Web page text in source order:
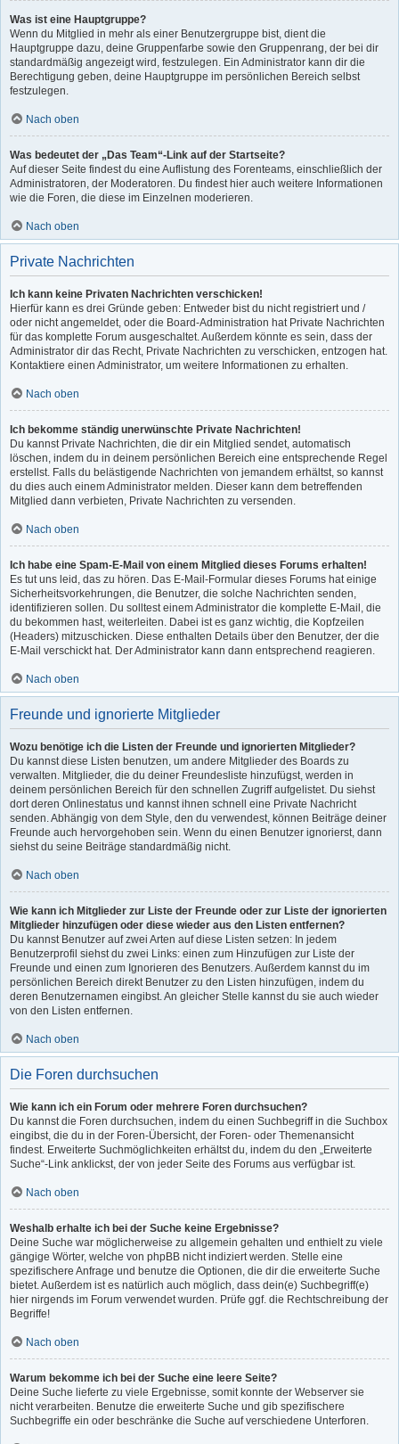
Was ist eine Hauptgruppe?
Wenn du Mitglied in mehr als einer Benutzergruppe bist, dient die
Hauptgruppe dazu, deine Gruppenfarbe sowie den Gruppenrang, der bei dir
standardmäßig angezeigt wird, festzulegen. Ein Administrator kann dir die
Berechtigung geben, deine Hauptgruppe im persönlichen Bereich selbst
festzulegen.
Nach oben
Was bedeutet der „Das Team“-Link auf der Startseite?
Auf dieser Seite findest du eine Auflistung des Forenteams, einschließlich der
Administratoren, der Moderatoren. Du findest hier auch weitere Informationen
wie die Foren, die diese im Einzelnen moderieren.
Nach oben
Private Nachrichten
Ich kann keine Privaten Nachrichten verschicken!
Hierfür kann es drei Gründe geben: Entweder bist du nicht registriert und /
oder nicht angemeldet, oder die Board-Administration hat Private Nachrichten
für das komplette Forum ausgeschaltet. Außerdem könnte es sein, dass der
Administrator dir das Recht, Private Nachrichten zu verschicken, entzogen hat.
Kontaktiere einen Administrator, um weitere Informationen zu erhalten.
Nach oben
Ich bekomme ständig unerwünschte Private Nachrichten!
Du kannst Private Nachrichten, die dir ein Mitglied sendet, automatisch
löschen, indem du in deinem persönlichen Bereich eine entsprechende Regel
erstellst. Falls du belästigende Nachrichten von jemandem erhältst, so kannst
du dies auch einem Administrator melden. Dieser kann dem betreffenden
Mitglied dann verbieten, Private Nachrichten zu versenden.
Nach oben
Ich habe eine Spam-E-Mail von einem Mitglied dieses Forums erhalten!
Es tut uns leid, das zu hören. Das E-Mail-Formular dieses Forums hat einige
Sicherheitsvorkehrungen, die Benutzer, die solche Nachrichten senden,
identifizieren sollen. Du solltest einem Administrator die komplette E-Mail, die
du bekommen hast, weiterleiten. Dabei ist es ganz wichtig, die Kopfzeilen
(Headers) mitzuschicken. Diese enthalten Details über den Benutzer, der die
E-Mail verschickt hat. Der Administrator kann dann entsprechend reagieren.
Nach oben
Freunde und ignorierte Mitglieder
Wozu benötige ich die Listen der Freunde und ignorierten Mitglieder?
Du kannst diese Listen benutzen, um andere Mitglieder des Boards zu
verwalten. Mitglieder, die du deiner Freundesliste hinzufügst, werden in
deinem persönlichen Bereich für den schnellen Zugriff aufgelistet. Du siehst
dort deren Onlinestatus und kannst ihnen schnell eine Private Nachricht
senden. Abhängig von dem Style, den du verwendest, können Beiträge deiner
Freunde auch hervorgehoben sein. Wenn du einen Benutzer ignorierst, dann
siehst du seine Beiträge standardmäßig nicht.
Nach oben
Wie kann ich Mitglieder zur Liste der Freunde oder zur Liste der ignorierten
Mitglieder hinzufügen oder diese wieder aus den Listen entfernen?
Du kannst Benutzer auf zwei Arten auf diese Listen setzen: In jedem
Benutzerprofil siehst du zwei Links: einen zum Hinzufügen zur Liste der
Freunde und einen zum Ignorieren des Benutzers. Außerdem kannst du im
persönlichen Bereich direkt Benutzer zu den Listen hinzufügen, indem du
deren Benutzernamen eingibst. An gleicher Stelle kannst du sie auch wieder
von den Listen entfernen.
Nach oben
Die Foren durchsuchen
Wie kann ich ein Forum oder mehrere Foren durchsuchen?
Du kannst die Foren durchsuchen, indem du einen Suchbegriff in die Suchbox
eingibst, die du in der Foren-Übersicht, der Foren- oder Themenansicht
findest. Erweiterte Suchmöglichkeiten erhältst du, indem du den „Erweiterte
Suche“-Link anklickst, der von jeder Seite des Forums aus verfügbar ist.
Nach oben
Weshalb erhalte ich bei der Suche keine Ergebnisse?
Deine Suche war möglicherweise zu allgemein gehalten und enthielt zu viele
gängige Wörter, welche von phpBB nicht indiziert werden. Stelle eine
spezifischere Anfrage und benutze die Optionen, die dir die erweiterte Suche
bietet. Außerdem ist es natürlich auch möglich, dass dein(e) Suchbegriff(e)
hier nirgends im Forum verwendet wurden. Prüfe ggf. die Rechtschreibung der
Begriffe!
Nach oben
Warum bekomme ich bei der Suche eine leere Seite?
Deine Suche lieferte zu viele Ergebnisse, somit konnte der Webserver sie
nicht verarbeiten. Benutze die erweiterte Suche und gib spezifischere
Suchbegriffe ein oder beschränke die Suche auf verschiedene Unterforen.